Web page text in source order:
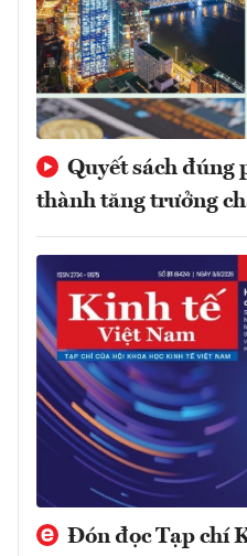
Quyết sách đúng
thành tăng trưởng
Đón đọc Tạp chí